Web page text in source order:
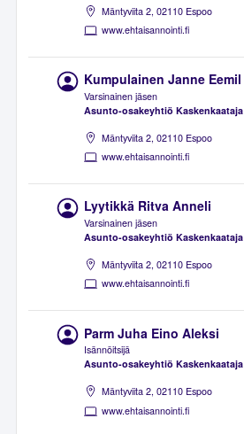
Mäntyviita 2, 02110 Espoo
www.ehtaisannointi.fi
Kumpulainen Janne Eemil
Varsinainen jäsen
Asunto-osakeyhtiö Kaskenkaataja
Mäntyviita 2, 02110 Espoo
www.ehtaisannointi.fi
Lyytikkä Ritva Anneli
Varsinainen jäsen
Asunto-osakeyhtiö Kaskenkaataja
Mäntyviita 2, 02110 Espoo
www.ehtaisannointi.fi
Parm Juha Eino Aleksi
Isännöitsijä
Asunto-osakeyhtiö Kaskenkaataja
Mäntyviita 2, 02110 Espoo
www.ehtaisannointi.fi